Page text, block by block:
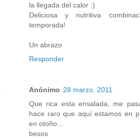
la llegada del calor :)
Deliciosa y nutritiva
temporada!
Un abrazo
Responder
Anónimo 28 marzo, 2011
Que rica esta ensalada, me
hace raro que aquí estamos en
en otoño...
besos